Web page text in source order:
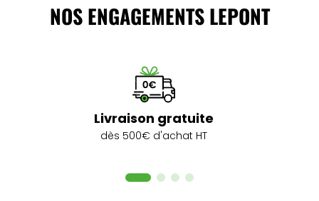
NOS ENGAGEMENTS LEPONT
Livraison gratuite
dès 500€ d'achat HT